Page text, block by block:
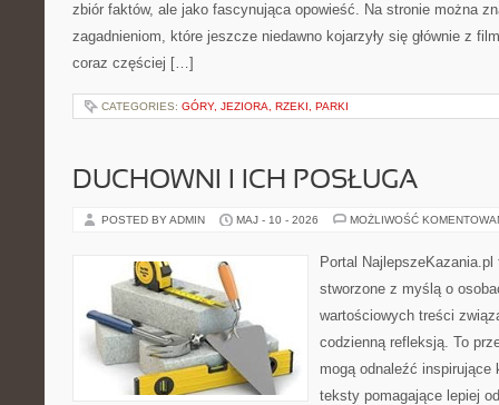
zbiór faktów, ale jako fascynująca opowieść. Na stronie można
zagadnieniom, które jeszcze niedawno kojarzyły się głównie z
coraz częściej […]
CATEGORIES: GÓRY, JEZIORA, RZEKI, PARKI
DUCHOWNI I ICH POSŁUGA
POSTED BY ADMIN MAJ - 10 - 2026 MOŻLIWOŚĆ
Portal
stworzone z myślą o
wartościowych treści
codzienną refleksją. To
mogą odnaleźć inspirujące
teksty pomagające lepiej